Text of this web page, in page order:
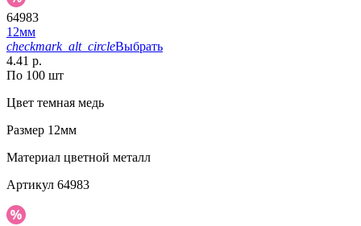
64983
12мм
checkmark_alt_circleВыбрать
4.41 р.
По 100 шт
Цвет темная медь
Размер 12мм
Материал цветной металл
Артикул 64983